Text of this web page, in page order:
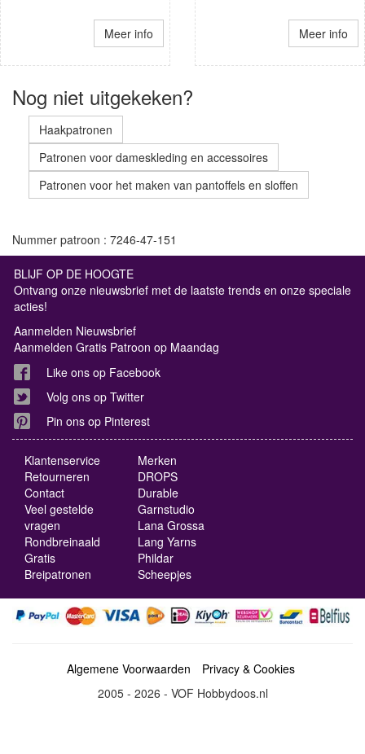
Meer info Meer info
Nog niet uitgekeken?
Haakpatronen
Patronen voor dameskleding en accessoires
Patronen voor het maken van pantoffels en sloffen
Nummer patroon : 7246-47-151
BLIJF OP DE HOOGTE
Ontvang onze nieuwsbrief met de laatste trends en onze speciale
acties!
Aanmelden Nieuwsbrief
Aanmelden Gratis Patroon op Maandag
Like ons op Facebook
Volg ons op Twitter
Pin ons op Pinterest
Klantenservice
Retourneren
Contact
Veel gestelde
vragen
Rondbreinaald
Gratis
Breipatronen
Merken
DROPS
Durable
Garnstudio
Lana Grossa
Lang Yarns
Phildar
Scheepjes
Algemene Voorwaarden
Privacy & Cookies
2005 - 2026 - VOF Hobbydoos.nl